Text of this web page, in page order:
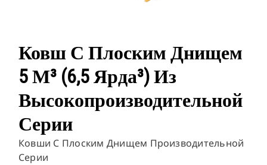
Ковш С Плоским Днищем
5 М³ (6,5 Ярда³) Из
Высокопроизводительной
Серии
Ковши С Плоским Днищем Производительной
Серии